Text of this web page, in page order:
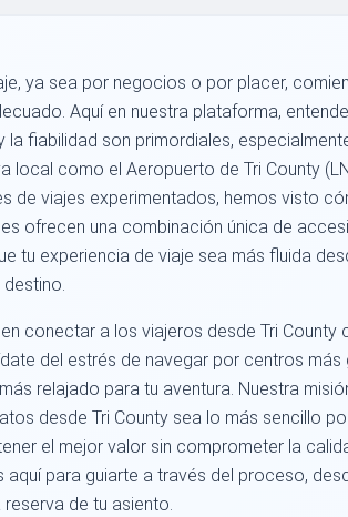
ya sea por negocios o por placer,
Aquí en nuestra plataforma,
la fiabilidad son primordiales,
local como el Aeropuerto de Tri County
de viajes experimentados, hemos visto
ofrecen una combinación única de
tu experiencia de viaje sea más fluida
conectar a los viajeros desde Tri County
del estrés de navegar por centros más
relajado para tu aventura. Nuestra
desde Tri County sea lo más sencillo
el mejor valor sin comprometer la
aquí para guiarte a través del proceso,
de tu asiento.